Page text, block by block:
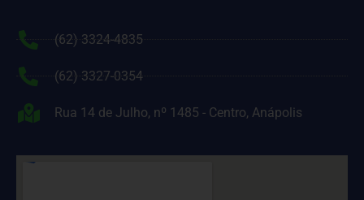
(62) 3324-4835
(62) 3327-0354
Rua 14 de Julho, nº 1485 - Centro, Anápolis